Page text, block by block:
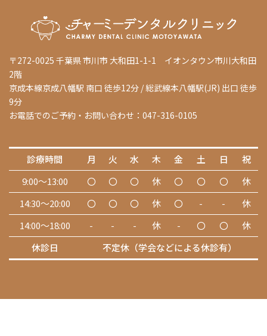
〒272-0025 千葉県 市川市 大和田1-1-1 イオンタウン市川大和田
2階
京成本線京成八幡駅 南口 徒歩12分 / 総武線本八幡駅(JR) 出口 徒歩
9分
お電話でのご予約・お問い合わせ：047-316-0105
診療時間 月 火 水 木 金 土 日
祝
9:00～13:00
〇 〇 〇 休 〇 〇 〇
休
14:30～20:00
〇 〇 〇 休 〇 - -
休
14:00～18:00
- - - 休 - 〇 〇
休
休診日
不定休（学会などによる休診有）